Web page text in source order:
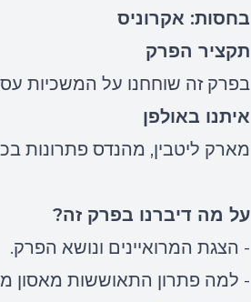
בחסות: אקרוניס
תקציר הפרק
בפרק זה שוחחנו על המשכיות
איתנו באולפן
מארק ליטבין, מהנדס פתרונות
על מה דיברנו בפרק זה?
- הצגת המרואיינים ונושא הפרק.
- למה פתרון התאוששות מאסון